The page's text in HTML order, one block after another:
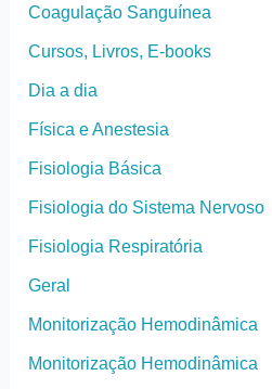
Coagulação Sanguínea
Cursos, Livros, E-books
Dia a dia
Física e Anestesia
Fisiologia Básica
Fisiologia do Sistema Nervoso
Fisiologia Respiratória
Geral
Monitorização Hemodinâmica
Monitorização Hemodinâmica